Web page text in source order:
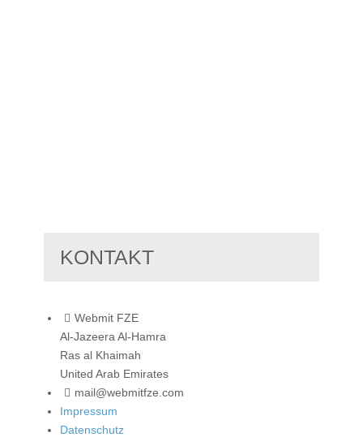
KONTAKT
Webmit FZE
Al-Jazeera Al-Hamra
Ras al Khaimah
United Arab Emirates
mail@webmitfze.com
Impressum
Datenschutz